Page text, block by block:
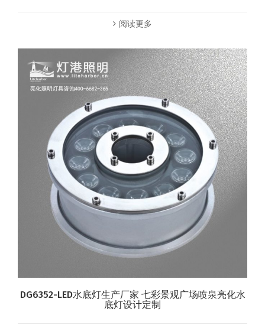
阅读更多
DG6352-LED水底灯生产厂家 七彩景观广场喷泉亮化水
底灯设计定制